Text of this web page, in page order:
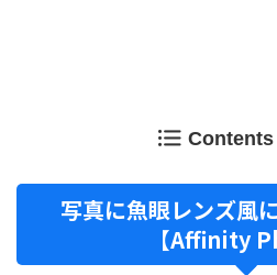
Contents
写真に魚眼レンズ風
【Affinity